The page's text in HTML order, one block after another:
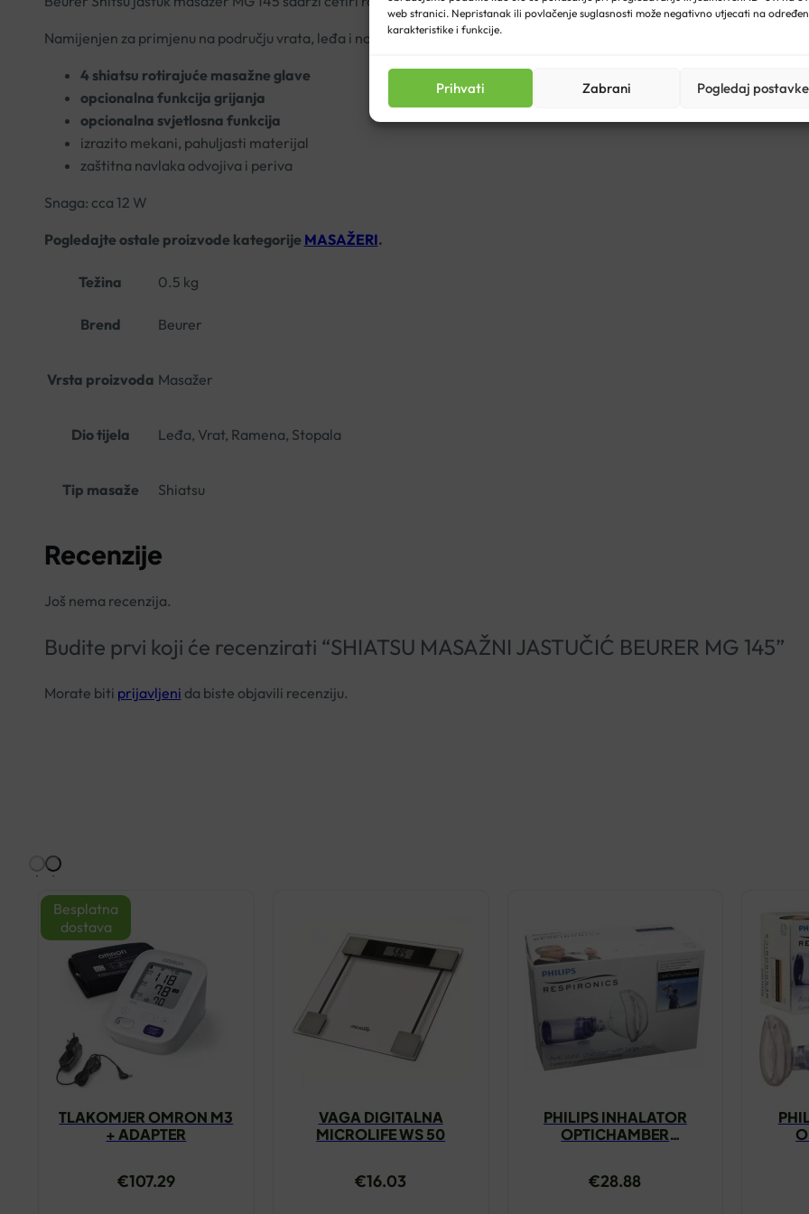
web stranici. Nepristanak ili povlačenje suglasnosti može negativno utjecati na
karakteristike i funkcije.
Prihvati Zabrani Pogledaj postavke
Namijenjen za primjenu na području vrata, leđa i nogu.
4 shiatsu rotirajuće masažne glave
opcionalna funkcija grijanja
opcionalna svjetlosna funkcija
izrazito mekani, pahuljasti materijal
zaštitna navlaka odvojiva i periva
Snaga: cca 12 W
Pogledajte ostale proizvode kategorije MASAŽERI.
Težina 0.5 kg
Brend Beurer
Vrsta proizvoda Masažer
Dio tijela Leđa, Vrat, Ramena, Stopala
Tip masaže Shiatsu
Recenzije
Još nema recenzija.
Budite prvi koji će recenzirati “SHIATSU MASAŽNI JASTUČIĆ BEURER MG 145”
Morate biti prijavljeni da biste objavili recenziju.
TLAKOMJER OMRON M3
+ ADAPTER
Besplatna
dostava
€107.29
VAGA DIGITALNA
MICROLIFE WS 50
€16.03
PHILIPS INHALATOR
OPTICHAMBER
€28.88